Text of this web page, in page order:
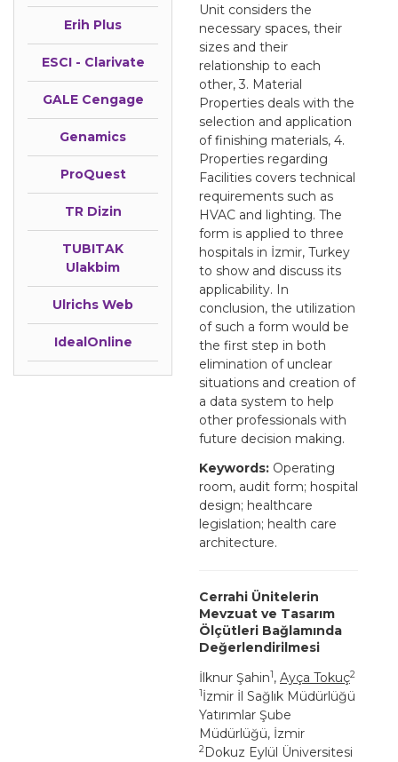
Erih Plus
ESCI - Clarivate
GALE Cengage
Genamics
ProQuest
TR Dizin
TUBITAK
Ulakbim
Ulrichs Web
IdealOnline
Unit considers the
necessary spaces, their
sizes and their
relationship to each
other, 3. Material
Properties deals with the
selection and application
of finishing materials, 4.
Properties regarding
Facilities covers technical
requirements such as
HVAC and lighting. The
form is applied to three
hospitals in İzmir, Turkey
to show and discuss its
applicability. In
conclusion, the utilization
of such a form would be
the first step in both
elimination of unclear
situations and creation of
a data system to help
other professionals with
future decision making.
Keywords: Operating
room, audit form; hospital
design; healthcare
legislation; health care
architecture.
Cerrahi Ünitelerin
Mevzuat ve Tasarım
Ölçütleri Bağlamında
Değerlendirilmesi
İlknur Şahin1, Ayça Tokuç2
1İzmir İl Sağlık Müdürlüğü
Yatırımlar Şube
Müdürlüğü, İzmir
2Dokuz Eylül Üniversitesi